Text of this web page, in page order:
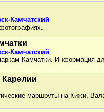
Камчатский
Камчатский
Камчатки. Информация
маршруты на Кижи,